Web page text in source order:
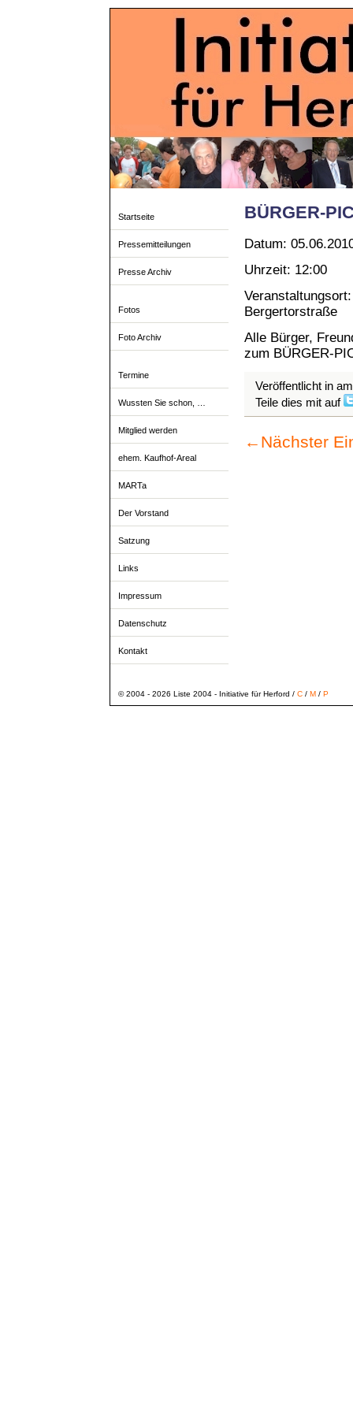
Startseite
Pressemitteilungen
Presse Archiv
Fotos
Foto Archiv
Termine
Wussten Sie schon, …
Mitglied werden
ehem. Kaufhof-Areal
MARTa
Der Vorstand
Satzung
Links
Impressum
Datenschutz
Kontakt
BÜRGER-
Datum:
Uhrzeit: 12:00
Bergertorstraße
Alle Bürger,
zum BÜRGER-
Veröffentlicht in
Teile dies mit auf
← Nächster
© 2004 - 2026 Liste 2004 - Initiative für Herford / C/ M/ P